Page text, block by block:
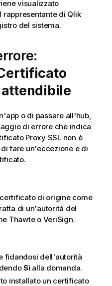
visualizzato
rappresentante di Qlik
del sistema.
attendibile
o di passare all'hub,
di errore che indica
Proxy SSL non è
fare un'eccezione e di
di origine come
di un'autorità del
Thawteo VeriSign.
fidandosi dell'autorità
Sìalla domanda.
installato un certificato